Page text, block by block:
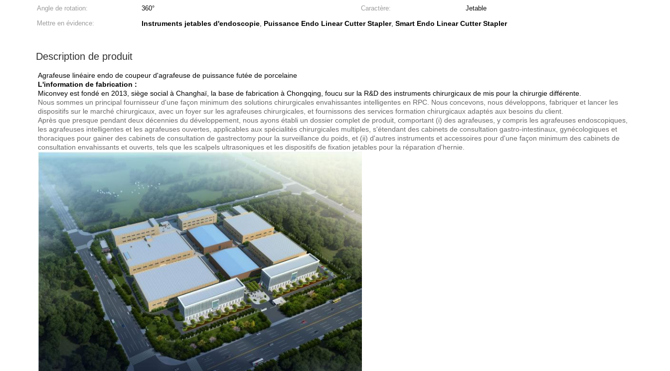
Angle de rotation:
360° Caractère:
Jetable
Mettre en évidence:
Instruments jetables d'endoscopie, Puissance Endo Linear Cutter Stapler, Smart Endo Linear Cutter Stapler
Description de produit
Agrafeuse linéaire endo de coupeur d'agrafeuse de puissance futée de porcelaine
L'information de fabrication :
Miconvey est fondé en 2013, siège social à Changhaï, la base de fabrication à Chongqing, foucu sur la R&D des instruments chirurgicaux de mis pour la chirurgie différente.
Nous sommes un principal fournisseur d'une façon minimum des solutions chirurgicales envahissantes intelligentes en RPC. Nous concevons, nous développons, fabriquer et lancer les
dispositifs sur le marché chirurgicaux, avec un foyer sur les agrafeuses chirurgicales, et fournissons des services formation chirurgicaux adaptés aux besoins du client.
Après que presque pendant deux décennies du développement, nous ayons établi un dossier complet de produit, comportant (i) des agrafeuses, y compris les agrafeuses endoscopiques,
les agrafeuses intelligentes et les agrafeuses ouvertes, applicables aux spécialités chirurgicales multiples, s'étendant des cabinets de consultation gastro-intestinaux, gynécologiques et
thoraciques pour gainer des cabinets de consultation de gastrectomy pour la surveillance du poids, et (ii) d'autres instruments et accessoires pour d'une façon minimum des cabinets de
consultation envahissants et ouverts, tels que les scalpels ultrasoniques et les dispositifs de fixation jetables pour la réparation d'hernie.